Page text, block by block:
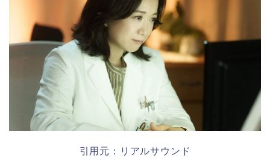
引用元：リアルサウンド